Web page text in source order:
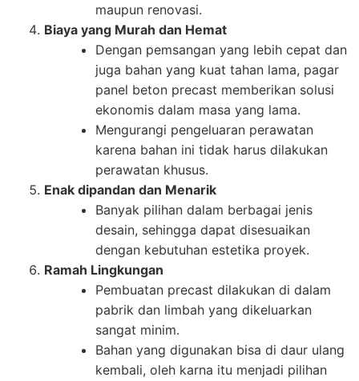
maupun renovasi.
Biaya yang Murah dan Hemat
Dengan pemsangan yang lebih cepat dan
juga bahan yang kuat tahan lama, pagar
panel beton precast memberikan solusi
ekonomis dalam masa yang lama.
Mengurangi pengeluaran perawatan
karena bahan ini tidak harus dilakukan
perawatan khusus.
Enak dipandan dan Menarik
Banyak pilihan dalam berbagai jenis
desain, sehingga dapat disesuaikan
dengan kebutuhan estetika proyek.
Ramah Lingkungan
Pembuatan precast dilakukan di dalam
pabrik dan limbah yang dikeluarkan
sangat minim.
Bahan yang digunakan bisa di daur ulang
kembali, oleh karna itu menjadi pilihan